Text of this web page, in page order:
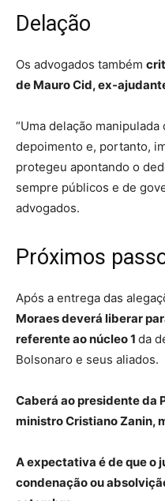
Delação
Os advogados também
de Mauro Cid, ex-
“Uma delação
depoimento e, portanto,
protegeu apontando o
sempre públicos e de
advogados.
Próximos
Após a entrega das
Moraes deverá liberar
referente ao núcleo 1 da
Bolsonaro e seus aliados.
Caberá ao presidente da
ministro Cristiano Zanin,
A expectativa é de que o
condenação ou